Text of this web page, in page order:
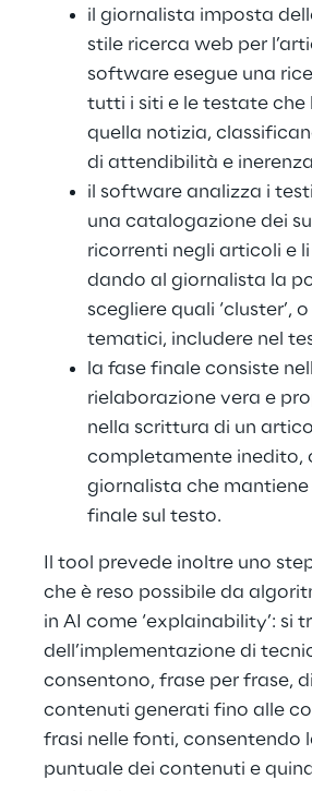
il giornalista imposta
stile ricerca web per
software esegue una
tutti i siti e le testate che
quella notizia,
di attendibilità e
il software analizza i
una catalogazione dei
ricorrenti negli articoli e
dando al giornalista la
scegliere quali ‘cluster’,
tematici, includere nel
la fase finale consiste
rielaborazione vera e
nella scrittura di un
completamente inedito,
giornalista che
finale sul testo.
Il tool prevede inoltre uno
che è reso possibile da
in AI come ‘explainability’: si
dell’implementazione di
consentono, frase per frase,
contenuti generati fino alle
frasi nelle fonti, consentendo
puntuale dei contenuti e